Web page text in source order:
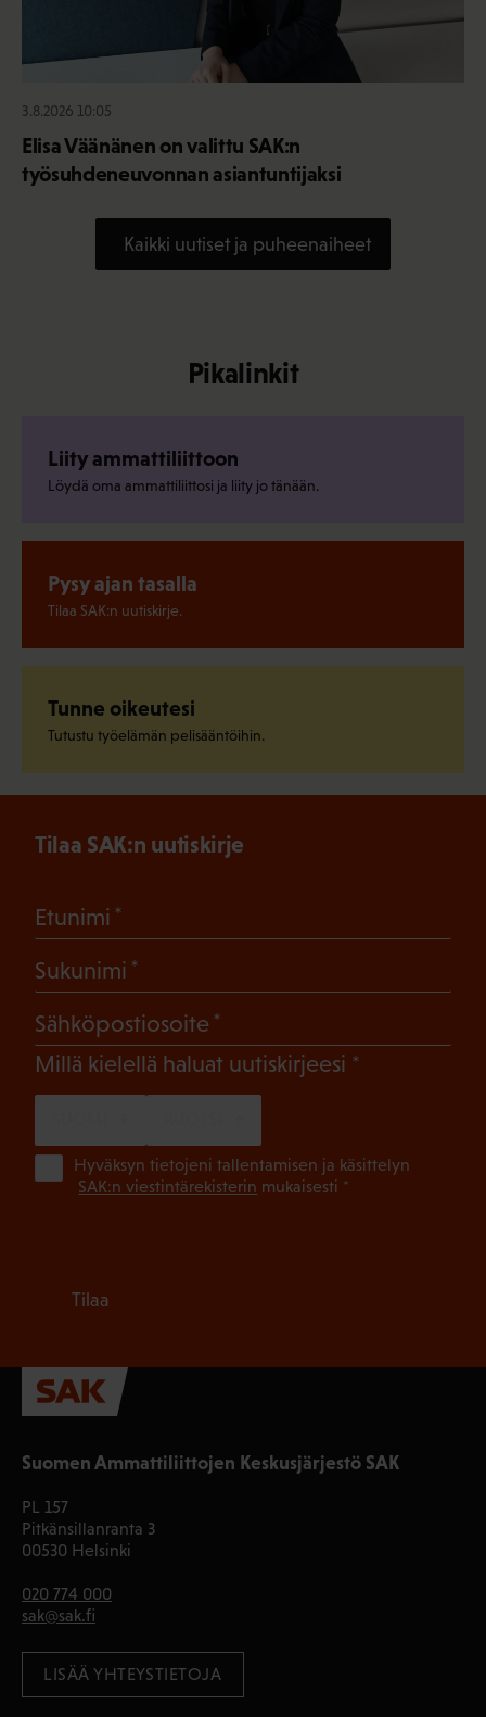
3.8.2026 10:05
Elisa Väänänen on valittu SAK:n
työsuhdeneuvonnan asiantuntijaksi
Kaikki uutiset ja puheenaiheet
Pikalinkit
Liity ammattiliittoon
Löydä oma ammattiliittosi ja liity jo tänään.
Pysy ajan tasalla
Tilaa SAK:n uutiskirje.
Tunne oikeutesi
Tutustu työelämän pelisääntöihin.
Suomen Ammattiliittojen Keskusjärjestö SAK
PL 157
Pitkänsillanranta 3
00530 Helsinki
020 774 000
sak@sak.fi
LISÄÄ YHTEYSTIETOJA
Tilaa SAK:n uutiskirje
Etunimi
Sukunimi
Sähköpostiosoite
Millä kielellä haluat uutiskirjeesi (Pakollinen)
Hyväksyn tietojeni tallentamisen ja käsittelyn
SAK:n viestintärekisterin mukaisesti *
Tilaa